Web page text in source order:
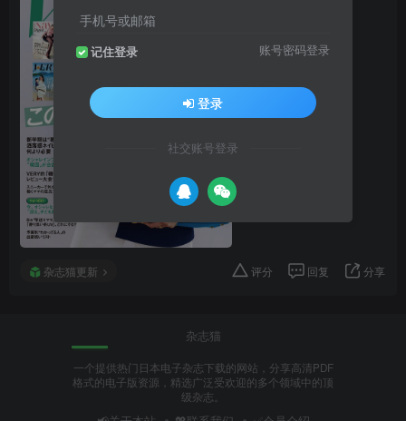
杂志猫更新 评分 回复 分享
杂志猫
一个提供热门日本电子杂志下载的网站，分享高清PDF
格式的电子版资源，精选广泛受欢迎的多个领域中的顶
级杂志。
手机号或邮箱
记住登录 账号密码登录
登录
社交账号登录